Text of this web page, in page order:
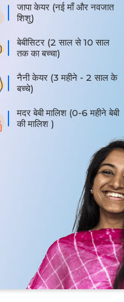
जापा केयर (नई माँ और नवजात
शिशु)
बेबीसिटर (2 साल से 10 साल
तक का बच्चा)
नैनी केयर (3 महीने - 2 साल के
बच्चे)
मदर बेबी मालिश (0-6 महीने बेबी
की मालिश )